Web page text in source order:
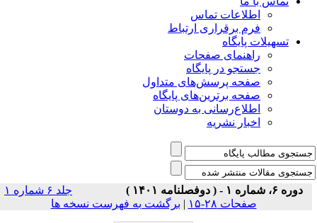
اطلاعات تماس
فرم برقراری ارتباط
پایگاه
راهنمای صفحات
جستجو در پایگاه
صفحه پرسش‌های متداول
صفحه برترین‌های پایگاه
اطلاع‌رسانی به دوستان
اخبار نشریه
جلد ۶ شماره ۱
|برگشت به فهرست نسخه ها